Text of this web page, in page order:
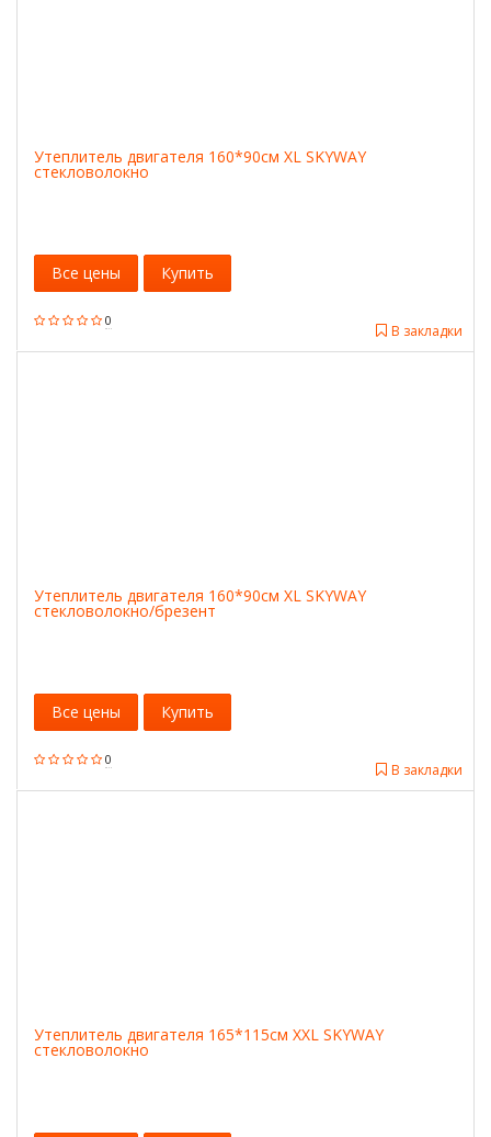
Утеплитель двигателя 160*90см XL SKYWAY
стекловолокно
0
В закладки
Все цены Купить
Утеплитель двигателя 160*90см XL SKYWAY
стекловолокно/брезент
0
В закладки
Все цены Купить
Утеплитель двигателя 165*115см XXL SKYWAY
стекловолокно